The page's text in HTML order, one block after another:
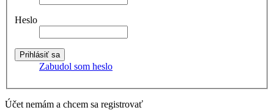
Heslo
Zabudol som heslo
Účet nemám a chcem sa registrovať